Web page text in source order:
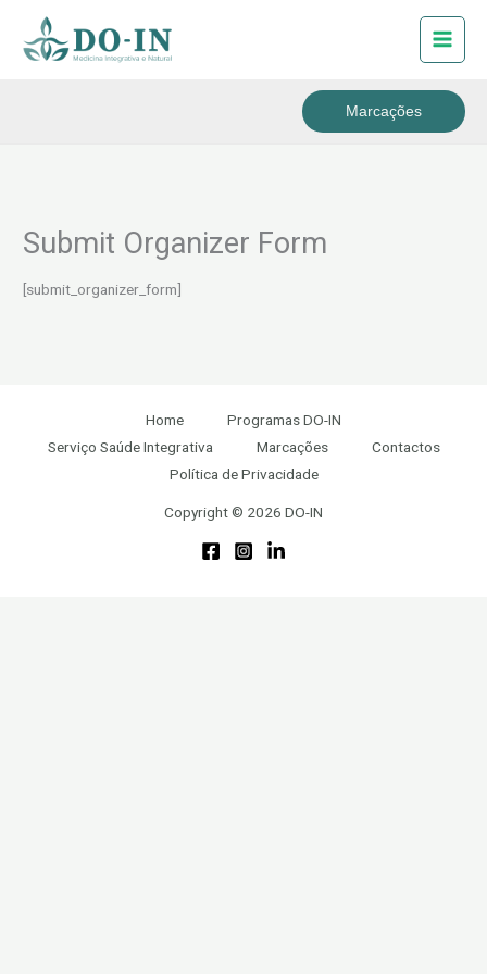
content
Marcações
Submit Organizer Form
[submit_organizer_form]
Home
Programas DO-IN
Serviço Saúde Integrativa
Marcações
Contactos
Política de Privacidade
Copyright © 2026 DO-IN